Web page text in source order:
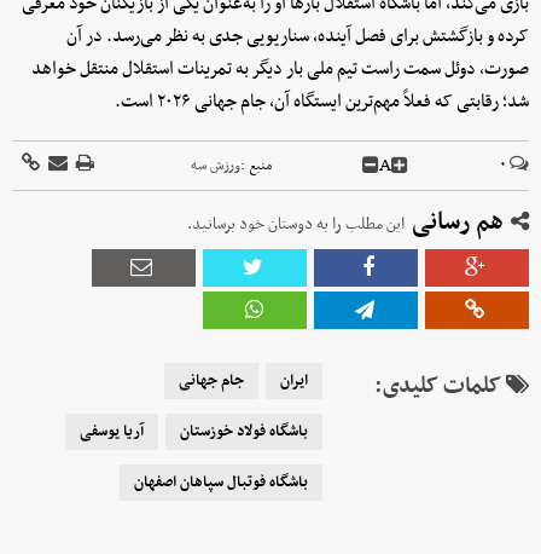
کرده و بازگشتش برای فصل آینده، سناریویی جدی به نظر می‌رسد. در آن
صورت، دوئل سمت راست تیم ملی بار دیگر به تمرینات استقلال منتقل خواهد
شد؛ رقابتی که فعلاً مهم‌ترین ایستگاه آن، جام جهانی ۲۰۲۶ است.
۰ A منبع :ورزش سه
هم رسانی این مطلب را به دوستان خود برسانید.
کلمات کلیدی: ایران
جام جهانی
باشگاه فولاد خوزستان
آریا یوسفی
باشگاه فوتبال سپاهان اصفهان